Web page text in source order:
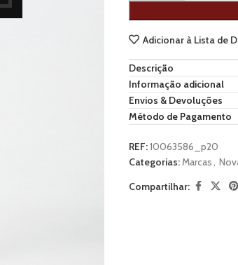
Adicionar à Lista de
Descrição
Informação adicional
Envios & Devoluções
Método de Pagamento
REF:10063586_p20
Categorias:Marcas,
Compartilhar: